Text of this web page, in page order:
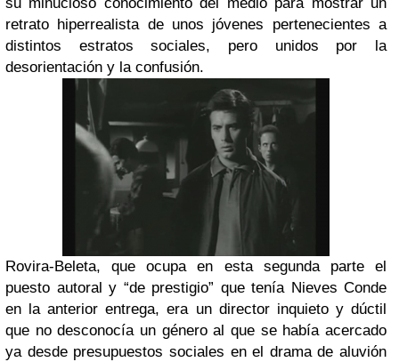
retrato hiperrealista de unos jóvenes pertenecientes a
distintos estratos sociales, pero unidos por la
desorientación y la confusión.
Rovira-Beleta, que ocupa en esta segunda parte el
puesto autoral y “de prestigio” que tenía Nieves Conde
en la anterior entrega, era un director inquieto y dúctil
que no desconocía un género al que se había acercado
ya desde presupuestos sociales en el drama de aluvión